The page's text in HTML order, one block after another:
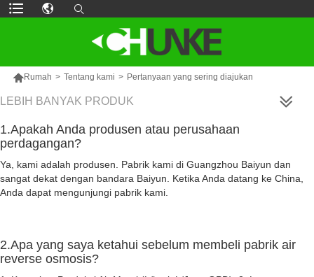
Rumah > Tentang kami > Pertanyaan yang sering diajukan
LEBIH BANYAK PRODUK
1.Apakah Anda produsen atau perusahaan
perdagangan?
Ya, kami adalah produsen. Pabrik kami di Guangzhou Baiyun dan
sangat dekat dengan bandara Baiyun. Ketika Anda datang ke China,
Anda dapat mengunjungi pabrik kami.
2.Apa yang saya ketahui sebelum membeli pabrik air
reverse osmosis?